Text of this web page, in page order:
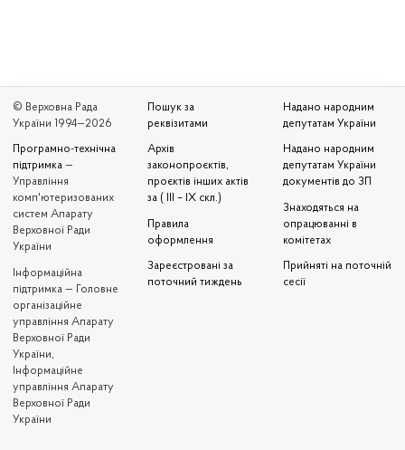
© Верховна Рада
України 1994—2026
Програмно-технічна
підтримка —
Управління
комп'ютеризованих
систем Апарату
Верховної Ради
України
Iнформаційна
підтримка — Головне
організаційне
управління Апарату
Верховної Ради
України,
Інформаційне
управління Апарату
Верховної Ради
України
Пошук за
реквізитами
Архів
законопроєктів,
проєктів інших актів
за ( III – IX скл.)
Правила
оформлення
Зареєстровані за
поточний тиждень
Надано народним
депутатам України
Надано народним
депутатам України
документів до ЗП
Знаходяться на
опрацюванні в
комітетах
Прийняті на поточній
сесії